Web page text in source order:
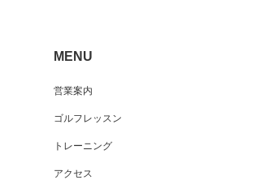
MENU
営業案内
ゴルフレッスン
トレーニング
アクセス